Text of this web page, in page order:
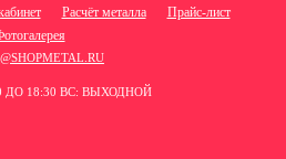
Расчёт металла
Прайс-лист
ДО 18:30 ВС: ВЫХОДНОЙ